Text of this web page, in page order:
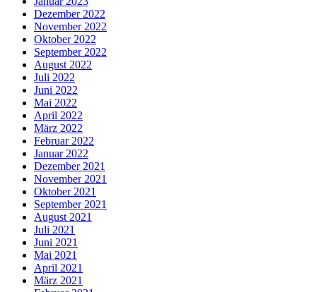
Dezember 2022
November 2022
Oktober 2022
September 2022
August 2022
Juli 2022
Juni 2022
Mai 2022
April 2022
März 2022
Februar 2022
Januar 2022
Dezember 2021
November 2021
Oktober 2021
September 2021
August 2021
Juli 2021
Juni 2021
Mai 2021
April 2021
März 2021